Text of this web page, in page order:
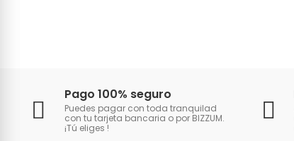
Pago 100% seguro
Puedes pagar con toda tranquilad
con tu tarjeta bancaria o por BIZZUM.
¡Tú eliges !